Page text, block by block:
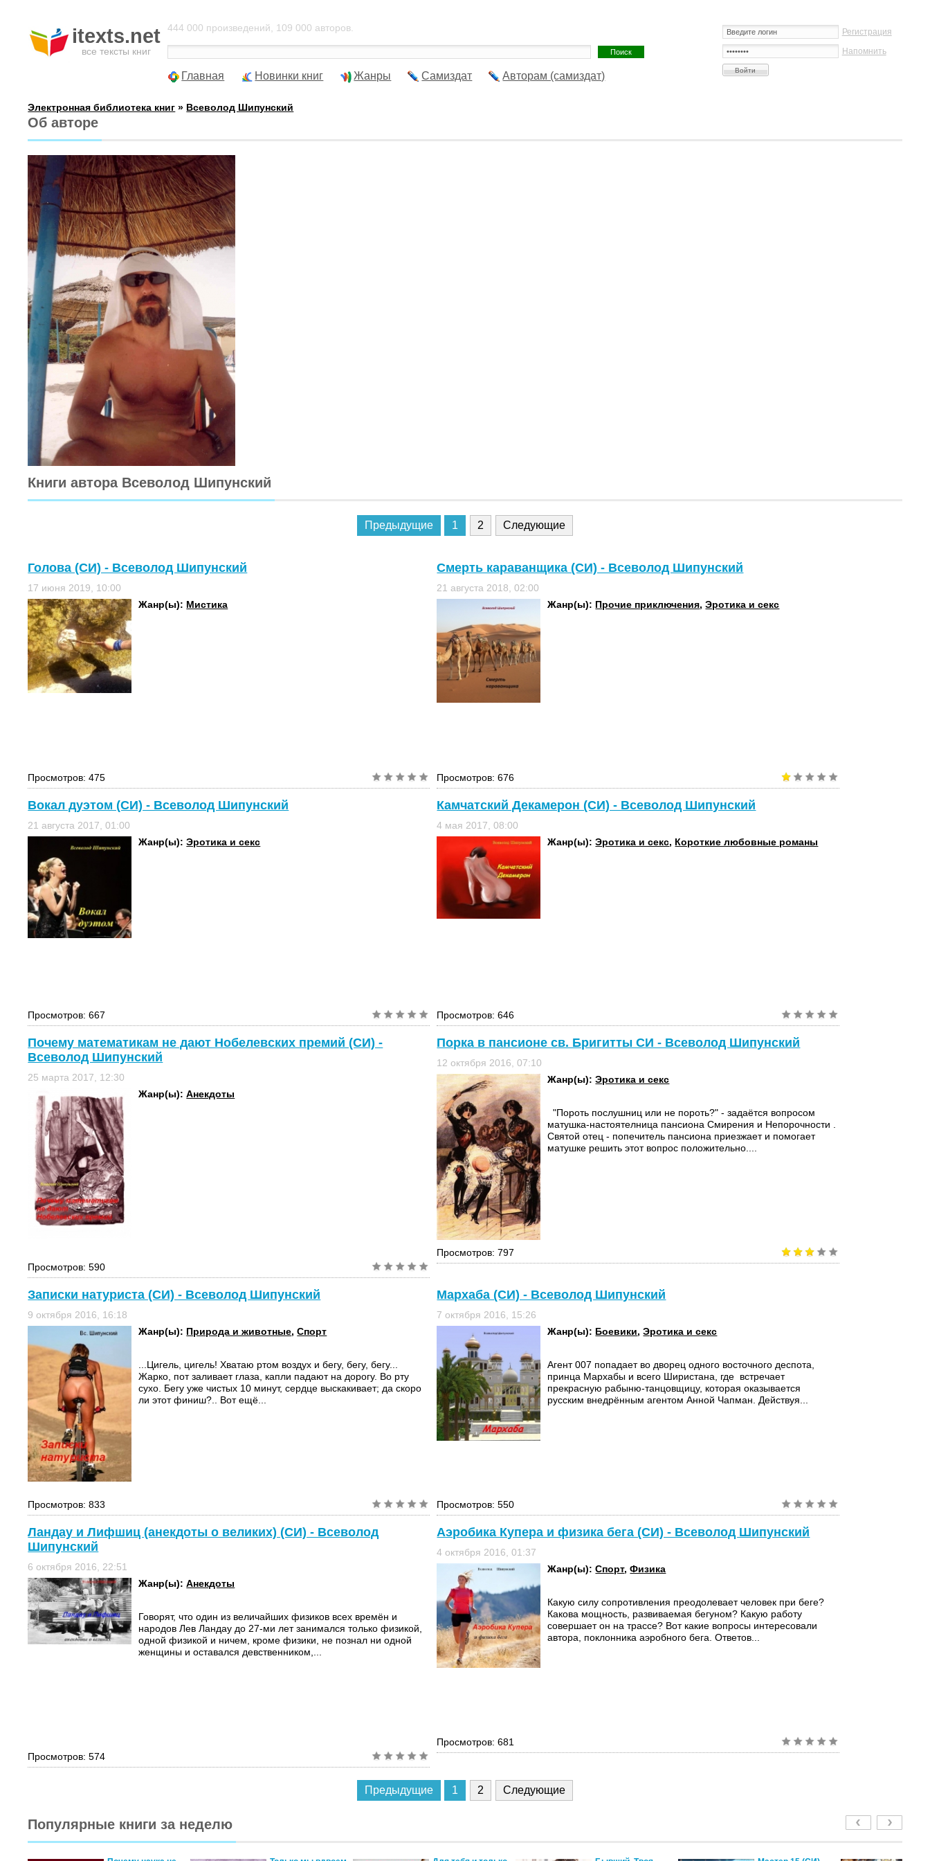
itexts.net
все тексты книг
Регистрация
Напомнить
444 000 произведений, 109 000 авторов.
Главная Новинки книг Жанры Самиздат Авторам (самиздат)
Электронная библиотека книг » Всеволод Шипунский
Об авторе
Книги автора Всеволод Шипунский
Предыдущие 1 2 Следующие
Голова (СИ) - Всеволод Шипунский
17 июня 2019, 10:00
Жанр(ы): Мистика
Просмотров: 475
Смерть караванщика (СИ) - Всеволод Шипунский
21 августа 2018, 02:00
Жанр(ы): Прочие приключения,Эротика и секс
Просмотров: 676
Вокал дуэтом (СИ) - Всеволод Шипунский
21 августа 2017, 01:00
Жанр(ы):Эротика и секс
Просмотров: 667
Камчатский Декамерон (СИ) - Всеволод Шипунский
4 мая 2017, 08:00
Жанр(ы):Эротика и секс, Короткие любовные романы
Просмотров: 646
Почему математикам не дают Нобелевских премий (СИ) -
Всеволод Шипунский
25 марта 2017, 12:30
Жанр(ы):Анекдоты
Просмотров: 590
Порка в пансионе св. Бригитты СИ - Всеволод Шипунский
12 октября 2016, 07:10
Жанр(ы):Эротика и секс
"Пороть послушниц или не пороть?" - задаётся вопросом
матушка-настоятелница пансиона Смирения и Непорочности .
Святой отец - попечитель пансиона приезжает и помогает
матушке решить этот вопрос положительно....
Просмотров: 797
Записки натуриста (СИ) - Всеволод Шипунский
9 октября 2016, 16:18
Жанр(ы): Природа и животные,Спорт
...Цигель, цигель! Хватаю ртом воздух и бегу, бегу, бегу...
Жарко, пот заливает глаза, капли падают на дорогу. Во рту
сухо. Бегу уже чистых 10 минут, сердце выскакивает; да скоро
ли этот финиш?.. Вот ещё...
Просмотров: 833
Мархаба (СИ) - Всеволод Шипунский
7 октября 2016, 15:26
Жанр(ы): Боевики,Эротика и секс
Агент 007 попадает во дворец одного восточного деспота,
принца Мархабы и всего Ширистана, где встречает
прекрасную рабыню-танцовщицу, которая оказывается
русским внедрённым агентом Анной Чапман. Действуя...
Просмотров: 550
Ландау и Лифшиц (анекдоты о великих) (СИ) - Всеволод
Шипунский
6 октября 2016, 22:51
Жанр(ы):Анекдоты
Говорят, что один из величайших физиков всех времён и
народов Лев Ландау до 27-ми лет занимался только физикой,
одной физикой и ничем, кроме физики, не познал ни одной
женщины и оставался девственником,...
Просмотров: 574
Аэробика Купера и физика бега (СИ) - Всеволод Шипунский
4 октября 2016, 01:37
Жанр(ы):Спорт,Физика
Какую силу сопротивления преодолевает человек при беге?
Какова мощность, развиваемая бегуном? Какую работу
совершает он на трассе? Вот какие вопросы интересовали
автора, поклонника аэробного бега. Ответов...
Просмотров: 681
Предыдущие 1 2 Следующие
Популярные книги за неделю